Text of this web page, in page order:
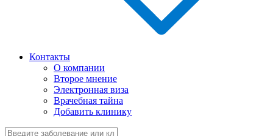
Контакты
О компании
Второе мнение
Электронная виза
Врачебная тайна
Добавить клинику